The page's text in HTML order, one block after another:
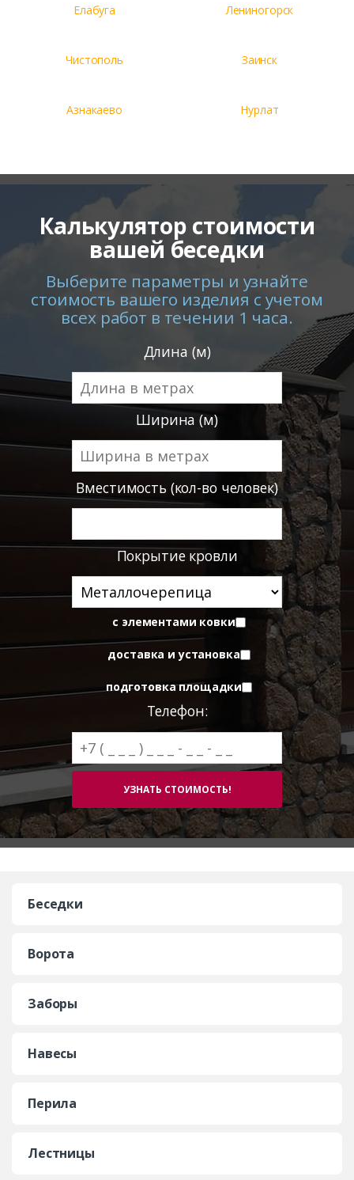
Елабуга Лениногорск
Чистополь Заинск
Азнакаево Нурлат
Калькулятор стоимости
вашей беседки
Выберите параметры и узнайте
стоимость вашего изделия с учетом
всех работ в течении 1 часа.
Длина (м)
Ширина (м)
Вместимость (кол-во человек)
Покрытие кровли
с элементами ковки
доставка и установка
подготовка площадки
Телефон:
Беседки
Ворота
Заборы
Навесы
Перила
Лестницы